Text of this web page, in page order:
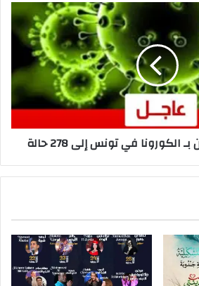
الكورونا في تونس إلى 278 حالة